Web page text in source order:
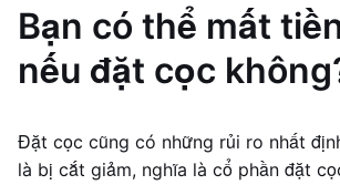
Bạn có thể mất
nếu đặt cọc
Đặt cọc cũng có những rủi ro nhất
là bị cắt giảm, nghĩa là cổ phần đặt